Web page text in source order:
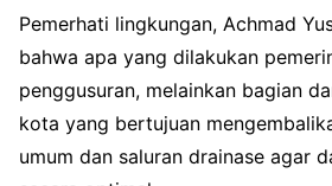
Pemerhati lingkungan, Achmad
bahwa apa yang dilakukan
penggusuran, melainkan bagian
kota yang bertujuan
umum dan saluran drainase agar